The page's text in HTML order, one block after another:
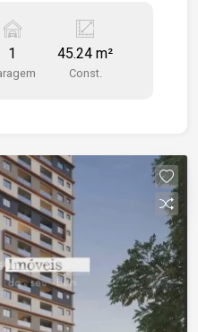
fitness, piscina adulto
1 vagas de
1 45.24 m²
Const.